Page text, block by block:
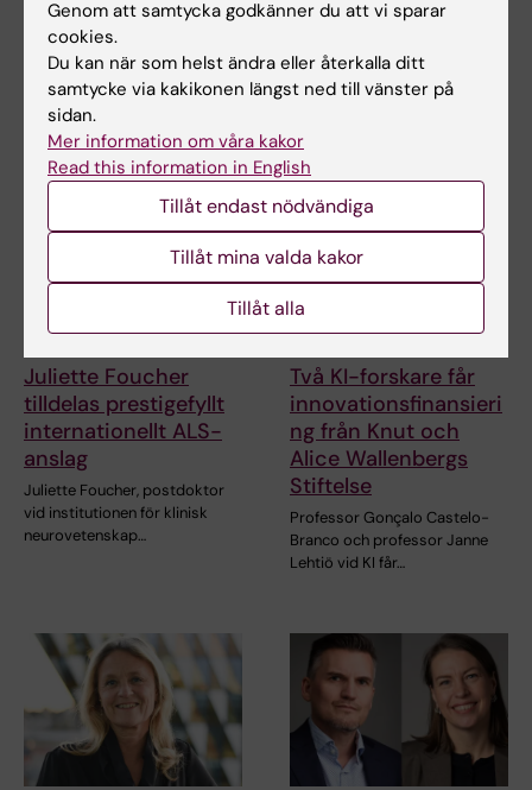
hormonbehandling
Vilka celler som finns i en
bröstcancertumörs mikromiljö
kan ha betydelse…
cancerrisk
Barn med en ärftlig variant i
genen TP53 följer i hög grad
rekommenderade…
Juliette Foucher
tilldelas prestigefyllt
internationellt ALS-
anslag
Juliette Foucher, postdoktor
vid institutionen för klinisk
neurovetenskap…
Två KI-forskare får
innovationsfinansieri
ng från Knut och
Alice Wallenbergs
Stiftelse
Professor Gonçalo Castelo-
Branco och professor Janne
Lehtiö vid KI får…
Genom att samtycka godkänner du att vi sparar
cookies.
Du kan när som helst ändra eller återkalla ditt
samtycke via kakikonen längst ned till vänster på
sidan.
Mer information om våra kakor
Read this information in English
Tillåt endast nödvändiga
Tillåt mina valda kakor
Tillåt alla